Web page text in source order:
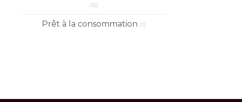
(15)
Prêt à la consommation (1)